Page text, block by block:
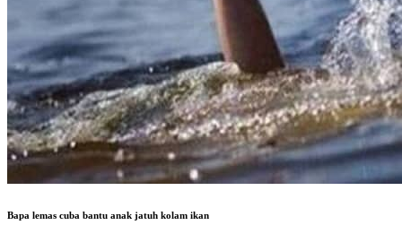
Bapa lemas cuba bantu anak jatuh kolam ikan